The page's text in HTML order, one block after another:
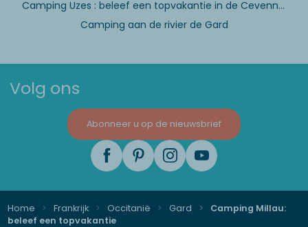
Camping Uzes : beleef een topvakantie in de Cevennen
Camping aan de rivier de Gard
Volg ons
Abonneer u op de nieuwsbrief
Home Frankrijk Occitanië Gard
Camping Millau:
beleef een topvakantie